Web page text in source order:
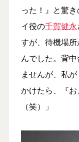
った！』と驚
イ役の千賀健永
すが、待機場
んでした。背
ませんが、私
かけたら、『
（笑）」